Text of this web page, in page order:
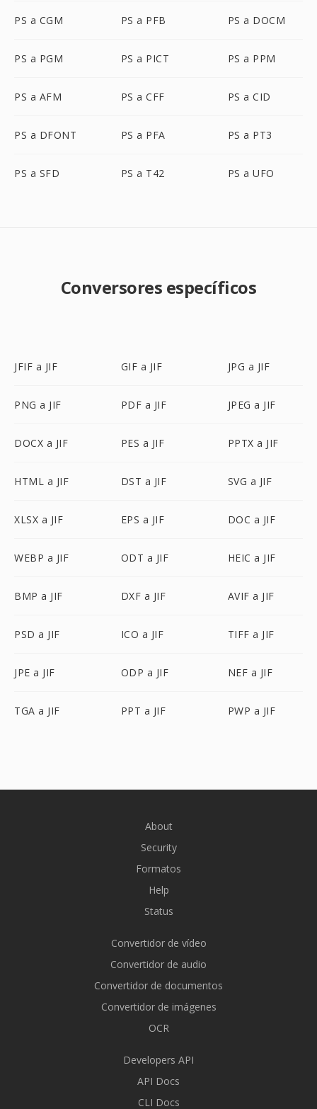
PS a CGM PS a PFB PS a DOCM
PS a PGM PS a PICT PS a PPM
PS a AFM PS a CFF PS a CID
PS a DFONT PS a PFA PS a PT3
PS a SFD PS a T42 PS a UFO
Conversores específicos
JFIF a JIF GIF a JIF JPG a JIF
PNG a JIF PDF a JIF JPEG a JIF
DOCX a JIF PES a JIF PPTX a JIF
HTML a JIF DST a JIF SVG a JIF
XLSX a JIF EPS a JIF DOC a JIF
WEBP a JIF ODT a JIF HEIC a JIF
BMP a JIF DXF a JIF AVIF a JIF
PSD a JIF ICO a JIF TIFF a JIF
JPE a JIF ODP a JIF NEF a JIF
TGA a JIF PPT a JIF PWP a JIF
About
Security
Formatos
Help
Status
Convertidor de vídeo
Convertidor de audio
Convertidor de documentos
Convertidor de imágenes
OCR
Developers API
API Docs
CLI Docs